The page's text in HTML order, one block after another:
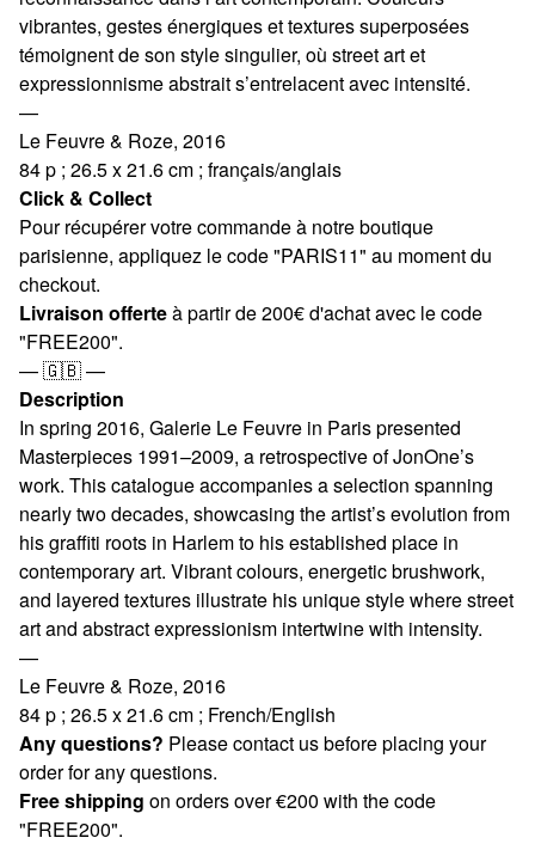
vibrantes, gestes énergiques et textures superposées
témoignent de son style singulier, où street art et
expressionnisme abstrait s’entrelacent avec intensité.
—
Le Feuvre & Roze, 2016
84 p ; 26.5 x 21.6 cm ; français/anglais
Click & Collect
Pour récupérer votre commande à notre boutique
parisienne, appliquez le code "PARIS11" au moment du
checkout.
Livraison offerteà partir de 200€ d'achat avec le code
"FREE200".
— 🇬🇧 —
Description
In spring 2016, Galerie Le Feuvre in Paris presented
Masterpieces 1991–2009, a retrospective of JonOne’s
work. This catalogue accompanies a selection spanning
nearly two decades, showcasing the artist’s evolution from
his graffiti roots in Harlem to his established place in
contemporary art. Vibrant colours, energetic brushwork,
and layered textures illustrate his unique style where street
art and abstract expressionism intertwine with intensity.
—
Le Feuvre & Roze, 2016
84 p ; 26.5 x 21.6 cm ; French/English
Any questions? Please contact us before placing your
order for any questions.
Free shipping on orders over €200 with the code
"FREE200".